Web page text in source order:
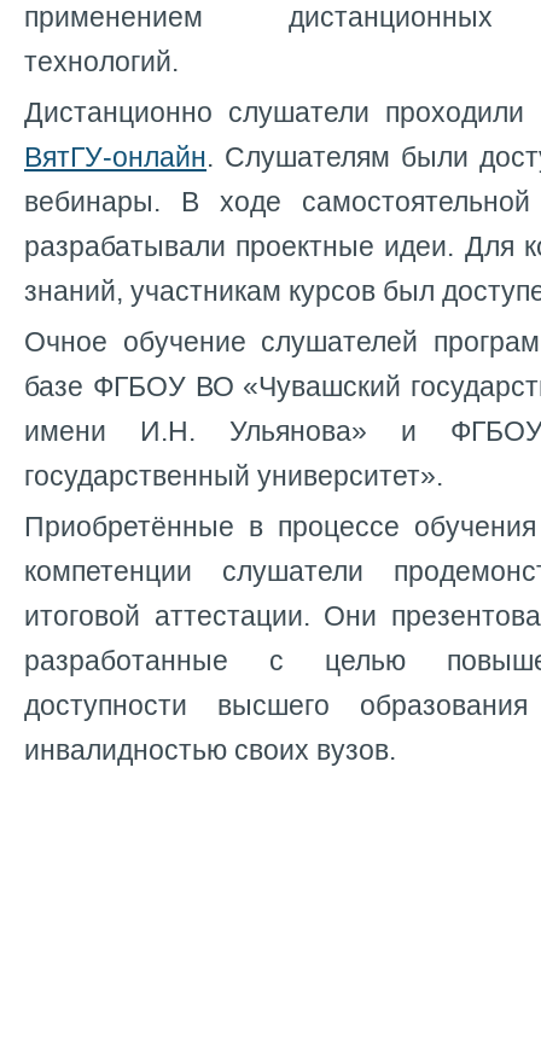
применением дистанционных
технологий.
Дистанционно слушатели
ВятГУ-онлайн. Слушателям были
вебинары. В ходе
разрабатывали проектные идеи. Для
знаний, участникам курсов был
Очное обучение слушателей
базе ФГБОУ ВО «Чувашский
имени И.Н. Ульянова» и
государственный университет».
Приобретённые в процессе
компетенции слушатели
итоговой аттестации. Они
разработанные с целью
доступности высшего
инвалидностью своих вузов.